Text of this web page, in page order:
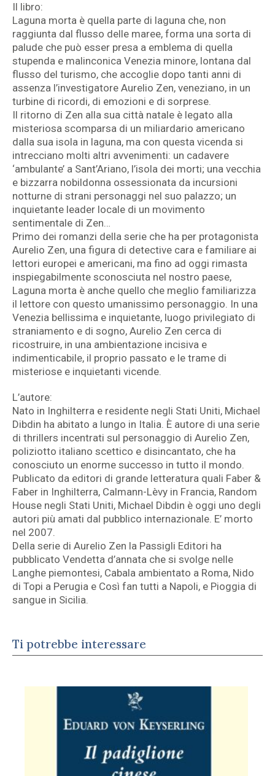
Il libro:
Laguna morta è quella parte di laguna che, non
raggiunta dal flusso delle maree, forma una sorta di
palude che può esser presa a emblema di quella
stupenda e malinconica Venezia minore, lontana dal
flusso del turismo, che accoglie dopo tanti anni di
assenza l’investigatore Aurelio Zen, veneziano, in un
turbine di ricordi, di emozioni e di sorprese.
Il ritorno di Zen alla sua città natale è legato alla
misteriosa scomparsa di un miliardario americano
dalla sua isola in laguna, ma con questa vicenda si
intrecciano molti altri avvenimenti: un cadavere
‘ambulante’ a Sant’Ariano, l’isola dei morti; una vecchia
e bizzarra nobildonna ossessionata da incursioni
notturne di strani personaggi nel suo palazzo; un
inquietante leader locale di un movimento
sentimentale di Zen…
Primo dei romanzi della serie che ha per protagonista
Aurelio Zen, una figura di detective cara e familiare ai
lettori europei e americani, ma fino ad oggi rimasta
inspiegabilmente sconosciuta nel nostro paese,
Laguna morta è anche quello che meglio familiarizza
il lettore con questo umanissimo personaggio. In una
Venezia bellissima e inquietante, luogo privilegiato di
straniamento e di sogno, Aurelio Zen cerca di
ricostruire, in una ambientazione incisiva e
indimenticabile, il proprio passato e le trame di
misteriose e inquietanti vicende.
L’autore:
Nato in Inghilterra e residente negli Stati Uniti, Michael
Dibdin ha abitato a lungo in Italia. È autore di una serie
di thrillers incentrati sul personaggio di Aurelio Zen,
poliziotto italiano scettico e disincantato, che ha
conosciuto un enorme successo in tutto il mondo.
Publicato da editori di grande letteratura quali Faber &
Faber in Inghilterra, Calmann-Lèvy in Francia, Random
House negli Stati Uniti, Michael Dibdin è oggi uno degli
autori più amati dal pubblico internazionale. E’ morto
nel 2007.
Della serie di Aurelio Zen la Passigli Editori ha
pubblicato Vendetta d’annata che si svolge nelle
Langhe piemontesi, Cabala ambientato a Roma, Nido
di Topi a Perugia e Così fan tutti a Napoli, e Pioggia di
sangue in Sicilia.
Ti potrebbe interessare